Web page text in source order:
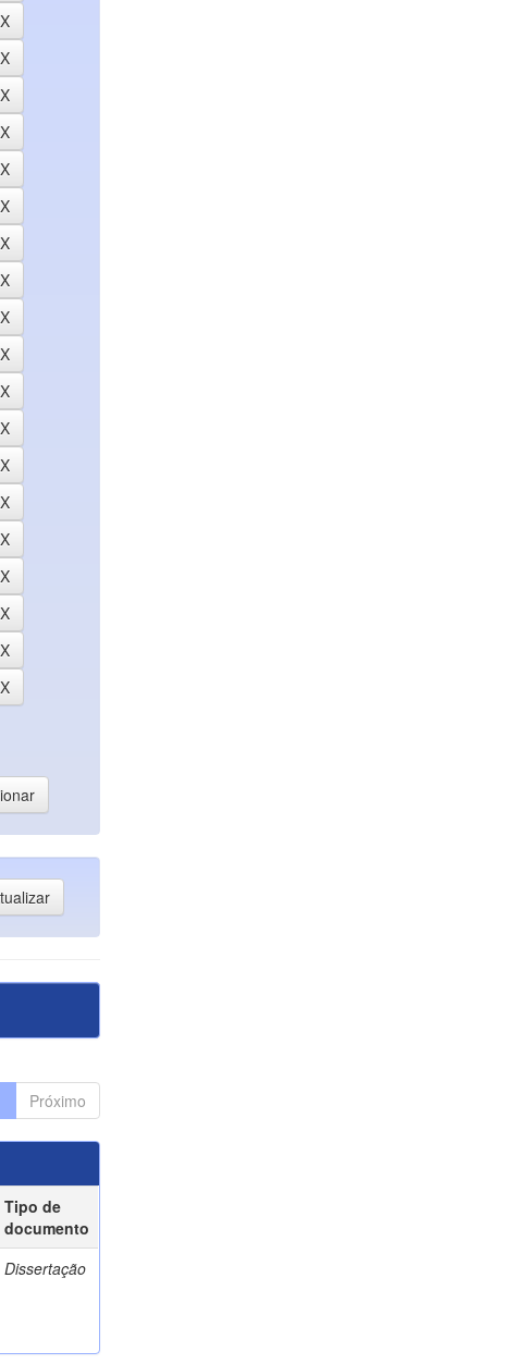
Próximo
Tipo de
documento
Dissertação